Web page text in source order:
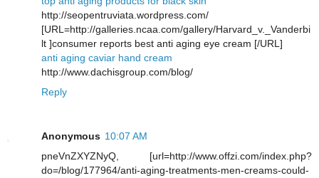
http://seopentruviata.wordpress.com/
[URL=http://galleries.ncaa.com/gallery/Harvard_v._Vanderbi
lt ]consumer reports best anti aging eye cream [/URL]
anti aging caviar hand cream
http://www.dachisgroup.com/blog/
Reply
Anonymous 10:07 AM
pneVnZXYZNyQ, [url=http://www.offzi.com/index.php?
do=/blog/177964/anti-aging-treatments-men-creams-could-